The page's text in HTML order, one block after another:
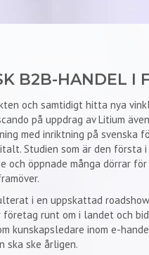
B2B-HANDEL I
och samtidigt hitta nya
på uppdrag av Litium
med inriktning på svenska
Studien som är den första
och öppnade många dörrar
i en uppskattad
företag runt om i landet och
kunskapsledare inom e-
ska ske årligen.